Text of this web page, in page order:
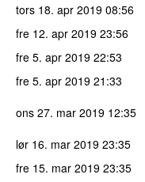
tors 18. apr 2019 08:56
fre 12. apr 2019 23:56
fre 5. apr 2019 22:53
fre 5. apr 2019 21:33
ons 27. mar 2019 12:35
lør 16. mar 2019 23:35
fre 15. mar 2019 23:35